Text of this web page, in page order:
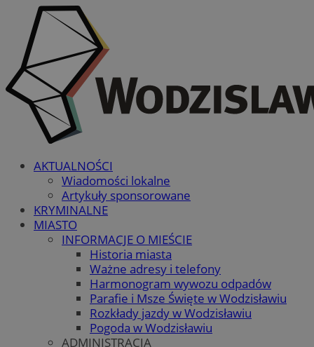
AKTUALNOŚCI
Wiadomości lokalne
Artykuły sponsorowane
KRYMINALNE
MIASTO
INFORMACJE O MIEŚCIE
Historia miasta
Ważne adresy i telefony
Harmonogram wywozu odpadów
Parafie i Msze Święte w Wodzisławiu
Rozkłady jazdy w Wodzisławiu
Pogoda w Wodzisławiu
ADMINISTRACJA